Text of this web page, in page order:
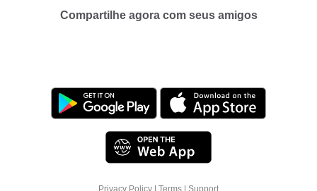
Compartilhe agora com seus amigos